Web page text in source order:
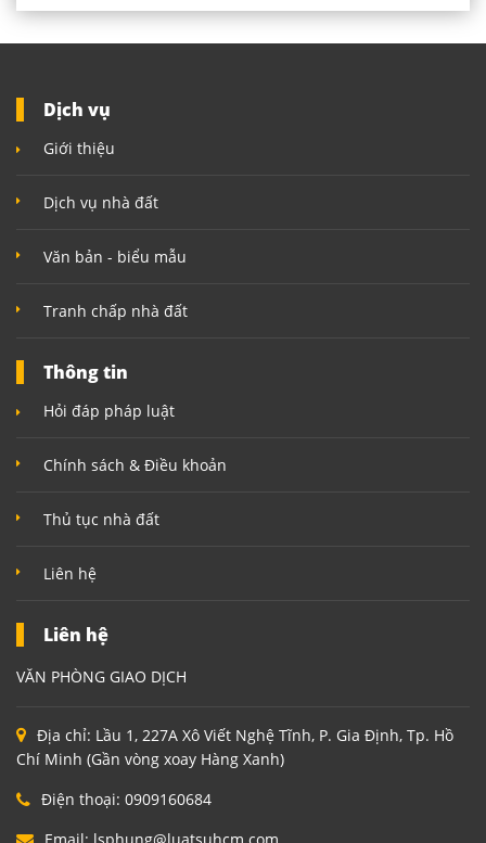
Dịch vụ
Giới thiệu
Dịch vụ nhà đất
Văn bản - biểu mẫu
Tranh chấp nhà đất
Thông tin
Hỏi đáp pháp luật
Chính sách & Điều khoản
Thủ tục nhà đất
Liên hệ
Liên hệ
VĂN PHÒNG GIAO DỊCH
Địa chỉ: Lầu 1, 227A Xô Viết Nghệ Tĩnh, P. Gia Định, Tp. Hồ
Chí Minh (Gần vòng xoay Hàng Xanh)
Điện thoại: 0909160684